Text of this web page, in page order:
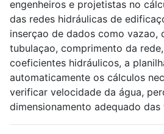
engenheiros e projetistas no
das redes hidráulicas de
inserçao de dados como vazao,
tubulaçao, comprimento da
coeficientes hidráulicos, a
automaticamente os cálculos
verificar velocidade da água,
dimensionamento adequado das